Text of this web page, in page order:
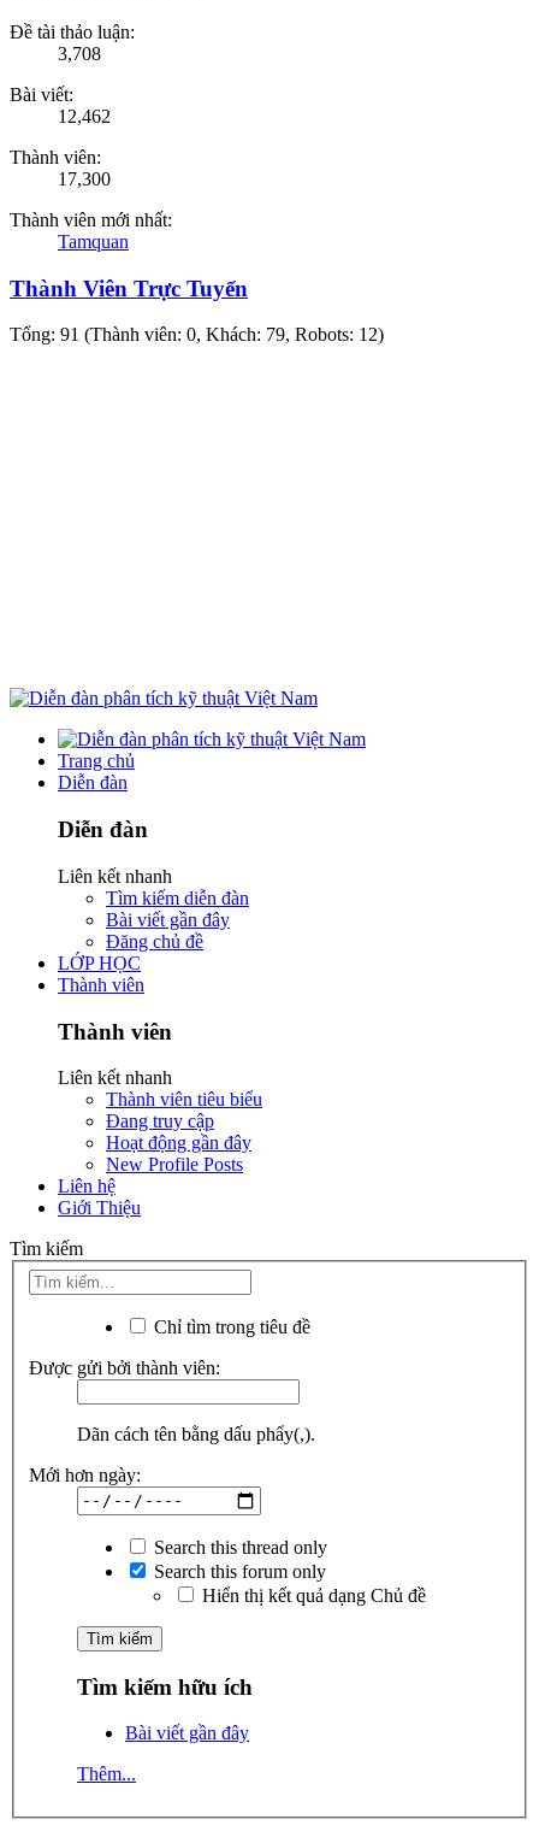
Đề tài thảo luận:
3,708
Bài viết:
12,462
Thành viên:
17,300
Thành viên mới nhất:
Tamquan
Thành Viên Trực Tuyến
Tổng: 91 (Thành viên: 0, Khách: 79, Robots: 12)
Trang chủ
Diễn đàn
Diễn đàn
Liên kết nhanh
Tìm kiếm diễn đàn
Bài viết gần đây
Đăng chủ đề
LỚP HỌC
Thành viên
Thành viên
Liên kết nhanh
Thành viên tiêu biểu
Đang truy cập
Hoạt động gần đây
New Profile Posts
Liên hệ
Giới Thiệu
Tìm kiếm
Chỉ tìm trong tiêu đề
Được gửi bởi thành viên:
Dãn cách tên bằng dấu phẩy(,).
Mới hơn ngày:
Search this thread only
Search this forum only
Hiển thị kết quả dạng Chủ đề
Tìm kiếm hữu ích
Bài viết gần đây
Thêm...